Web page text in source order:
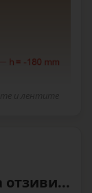
отзиви...